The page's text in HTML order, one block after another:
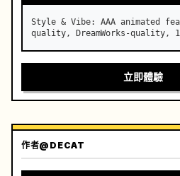
Style & Vibe: AAA animated
quality, DreamWorks-quality,
立即體驗
作者@DECAT